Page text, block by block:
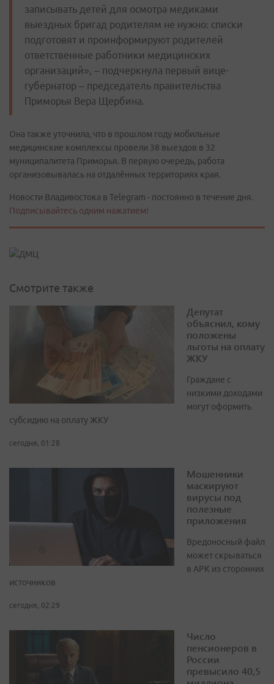
записывать детей для осмотра медиками
выездных бригад родителям не нужно: списки
подготовят и проинформируют родителей
ответственные работники медицинских
организаций», – подчеркнула первый вице-
губернатор – председатель правительства
Приморья Вера Щербина.
Она также уточнила, что в прошлом году мобильные
медицинские комплексы провели 38 выездов в 32
муниципалитета Приморья. В первую очередь, работа
организовывалась на отдалённых территориях края.
Новости Владивостока в Telegram - постоянно в течение дня.
Подписывайтесь одним нажатием!
Смотрите также
Депутат
объяснил, кому
положены
льготы на оплату
ЖКУ
Граждане с
низкими доходами
могут оформить
субсидию на оплату ЖКУ
сегодня, 01:28
Мошенники
маскируют
вирусы под
полезные
приложения
Вредоносный файл
может скрываться
в APK из сторонних
источников
сегодня, 02:29
Число
пенсионеров в
России
превысило 40,5